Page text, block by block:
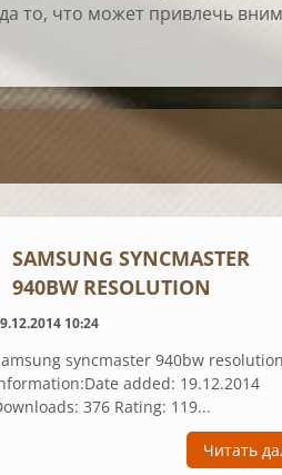
то, что может привлечь
SAMSUNG SYNCMASTER
940BW RESOLUTION
10:24
syncmaster 940bw resolution
added: 19.12.2014
376 Rating: 119...
Читать